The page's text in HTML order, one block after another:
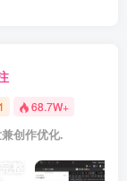
68.7W+
创作优化.